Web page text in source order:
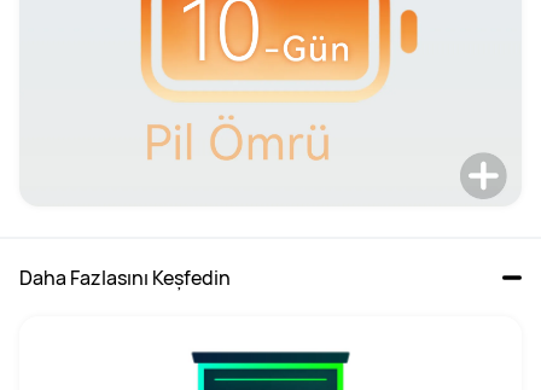
Daha Fazlasını Keşfedin